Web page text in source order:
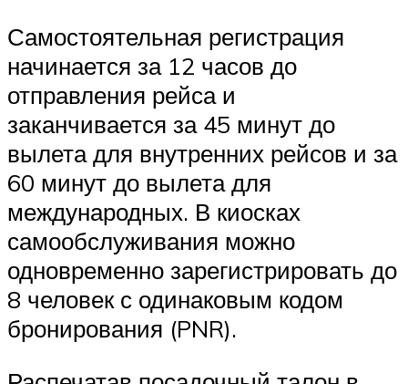
Самостоятельная регистрация
начинается за 12 часов до
отправления рейса и
заканчивается за 45 минут до
вылета для внутренних рейсов и за
60 минут до вылета для
международных. В киосках
самообслуживания можно
одновременно зарегистрировать до
8 человек с одинаковым кодом
бронирования (PNR).